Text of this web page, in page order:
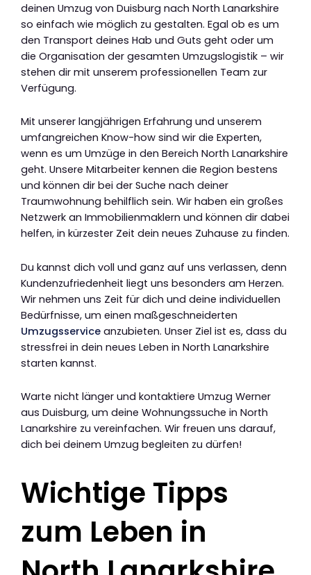
deinen Umzug von Duisburg nach North Lanarkshire
so einfach wie möglich zu gestalten. Egal ob es um
den Transport deines Hab und Guts geht oder um
die Organisation der gesamten Umzugslogistik – wir
stehen dir mit unserem professionellen Team zur
Verfügung.
Mit unserer langjährigen Erfahrung und unserem
umfangreichen Know-how sind wir die Experten,
wenn es um Umzüge in den Bereich North Lanarkshire
geht. Unsere Mitarbeiter kennen die Region bestens
und können dir bei der Suche nach deiner
Traumwohnung behilflich sein. Wir haben ein großes
Netzwerk an Immobilienmaklern und können dir dabei
helfen, in kürzester Zeit dein neues Zuhause zu finden.
Du kannst dich voll und ganz auf uns verlassen, denn
Kundenzufriedenheit liegt uns besonders am Herzen.
Wir nehmen uns Zeit für dich und deine individuellen
Bedürfnisse, um einen maßgeschneiderten
Umzugsservice anzubieten. Unser Ziel ist es, dass du
stressfrei in dein neues Leben in North Lanarkshire
starten kannst.
Warte nicht länger und kontaktiere Umzug Werner
aus Duisburg, um deine Wohnungssuche in North
Lanarkshire zu vereinfachen. Wir freuen uns darauf,
dich bei deinem Umzug begleiten zu dürfen!
Wichtige Tipps
zum Leben in